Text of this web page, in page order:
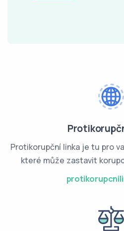
Protikorupční linka je tu pro
které může zastavit